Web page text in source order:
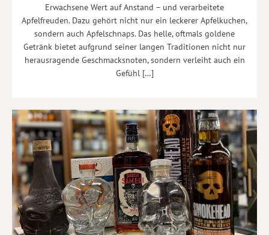
Erwachsene Wert auf Anstand – und verarbeitete
Apfelfreuden. Dazu gehört nicht nur ein leckerer Apfelkuchen,
sondern auch Apfelschnaps. Das helle, oftmals goldene
Getränk bietet aufgrund seiner langen Traditionen nicht nur
herausragende Geschmacksnoten, sondern verleiht auch ein
Gefühl […]